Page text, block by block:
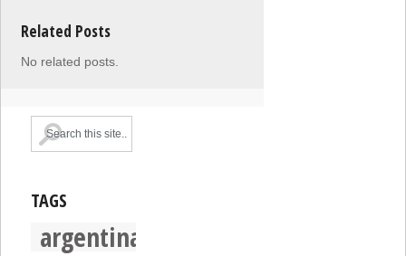
Related Posts
No related posts.
TAGS
argentina